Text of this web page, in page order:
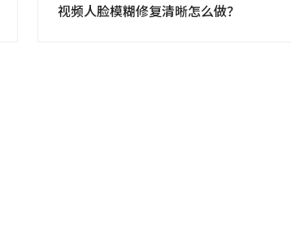
视频人脸模糊修复清晰怎么做？